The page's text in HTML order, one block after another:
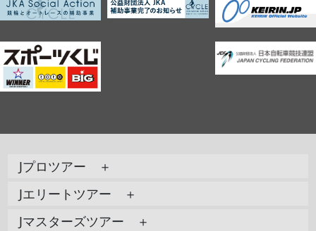
Jプロツアー ＋
Jエリートツアー ＋
Jマスターズツアー ＋